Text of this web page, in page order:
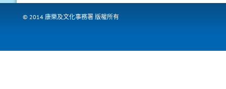
© 2014 康樂及文化事務署 版權所有